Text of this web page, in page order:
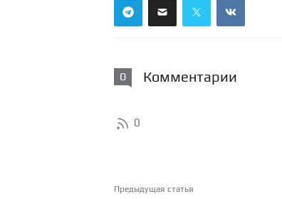
0 Комментарии
0
Предыдущая статья